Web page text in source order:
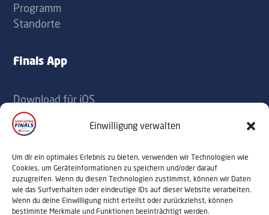
Einwilligung verwalten
Um dir ein optimales Erlebnis zu bieten, verwenden wir Technologien wie
Cookies, um Geräteinformationen zu speichern und/oder darauf
zuzugreifen. Wenn du diesen Technologien zustimmst, können wir Daten
wie das Surfverhalten oder eindeutige IDs auf dieser Website verarbeiten.
Wenn du deine Einwilligung nicht erteilst oder zurückziehst, können
bestimmte Merkmale und Funktionen beeinträchtigt werden.
Programm
Standorte
Finals App
Download für iOS
Download für Android
Kontakt
office@sportaustriafinals.at
+43 1 504 44 55